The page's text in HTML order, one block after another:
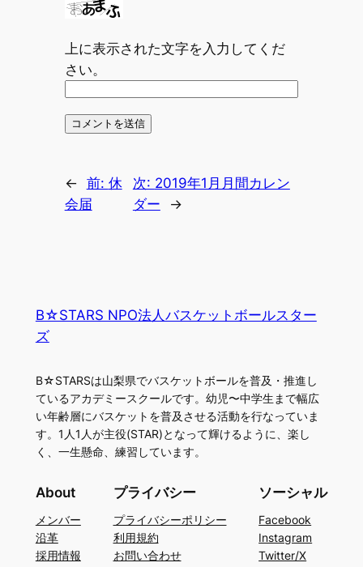
上に表示された文字を入力してくだ
さい。
← 前: 休
会届
次: 2019年1月月間カレン
ダー
→
B☆STARS NPO法人バスケットボールスター
ズ
B☆STARSは山梨県でバスケットボールを普及・推進し
ているアカデミースクールです。幼児〜中学生まで幅広
い年齢層にバスケットを普及させる活動を行なっていま
す。1人1人が主役(STAR)となって輝けるように、楽し
く、一生懸命、練習しています。
About
メンバー
沿革
採用情報
プライバシー
プライバシーポリシー
利用規約
お問い合わせ
ソーシャル
Facebook
Instagram
Twitter/X